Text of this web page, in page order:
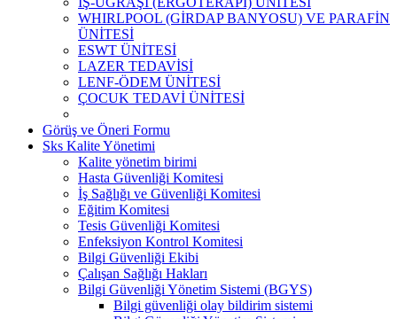
WHIRLPOOL (GİRDAP BANYOSU) VE PARAFİN
ÜNİTESİ
ESWT ÜNİTESİ
LAZER TEDAVİSİ
LENF-ÖDEM ÜNİTESİ
ÇOCUK TEDAVİ ÜNİTESİ
Görüş ve Öneri Formu
Sks Kalite Yönetimi
Kalite yönetim birimi
Hasta Güvenliği Komitesi
İş Sağlığı ve Güvenliği Komitesi
Eğitim Komitesi
Tesis Güvenliği Komitesi
Enfeksiyon Kontrol Komitesi
Bilgi Güvenliği Ekibi
Çalışan Sağlığı Hakları
Bilgi Güvenliği Yönetim Sistemi (BGYS)
Bilgi güvenliği olay bildirim sistemi